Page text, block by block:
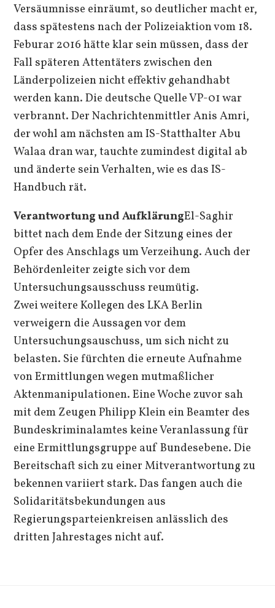
Versäumnisse einräumt, so deutlicher macht er,
dass spätestens nach der Polizeiaktion vom 18.
Feburar 2016 hätte klar sein müssen, dass der
Fall späteren Attentäters zwischen den
Länderpolizeien nicht effektiv gehandhabt
werden kann. Die deutsche Quelle VP-01 war
verbrannt. Der Nachrichtenmittler Anis Amri,
der wohl am nächsten am IS-Statthalter Abu
Walaa dran war, tauchte zumindest digital ab
und änderte sein Verhalten, wie es das IS-
Handbuch rät.
Verantwortungund AufklärungEl-Saghir
bittet nach dem Ende der Sitzung eines der
Opfer des Anschlags um Verzeihung. Auch der
Behördenleiter zeigte sich vor dem
Untersuchungsausschuss reumütig.
Zwei weitere Kollegen des LKA Berlin
verweigern die Aussagen vor dem
Untersuchungsauschuss, um sich nicht zu
belasten. Sie fürchten die erneute Aufnahme
von Ermittlungen wegen mutmaßlicher
Aktenmanipulationen. Eine Woche zuvor sah
mit dem Zeugen Philipp Klein ein Beamter des
Bundeskriminalamtes keine Veranlassung für
eine Ermittlungsgruppe auf Bundesebene. Die
Bereitschaft sich zu einer Mitverantwortung zu
bekennen variiert stark. Das fangen auch die
Solidaritätsbekundungen aus
Regierungsparteienkreisen anlässlich des
dritten Jahrestages nicht auf.